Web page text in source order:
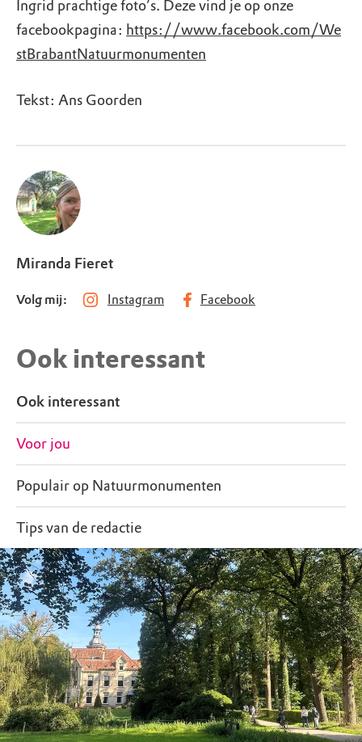
Ingrid prachtige foto’s. Deze vind je op onze
facebookpagina: https://www.facebook.com/We
stBrabantNatuurmonumenten
Tekst: Ans Goorden
Miranda Fieret
Volg mij: Instagram Facebook
Ook interessant
Ook interessant
Voor jou
Populair op Natuurmonumenten
Tips van de redactie